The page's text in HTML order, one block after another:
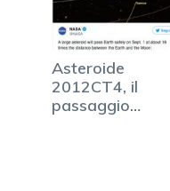
Asteroide
2012CT4, il
passaggio